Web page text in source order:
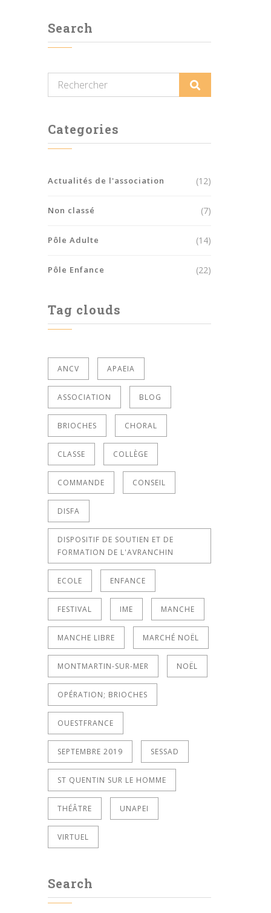
Search
Categories
Actualités de l'association (12)
Non classé (7)
Pôle Adulte (14)
Pôle Enfance (22)
Tag clouds
ANCV APAEIA
ASSOCIATION BLOG
BRIOCHES CHORAL
CLASSE COLLÈGE
COMMANDE CONSEIL
DISFA
DISPOSITIF DE SOUTIEN ET DE
FORMATION DE L'AVRANCHIN
ECOLE ENFANCE
FESTIVAL IME MANCHE
MANCHE LIBRE MARCHÉ NOËL
MONTMARTIN-SUR-MER NOËL
OPÉRATION; BRIOCHES
OUESTFRANCE
SEPTEMBRE 2019 SESSAD
ST QUENTIN SUR LE HOMME
THÉÂTRE UNAPEI
VIRTUEL
Search